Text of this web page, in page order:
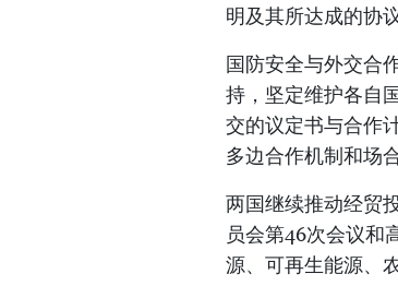
明及其所达成的协
国防安全与外交合
持，坚定维护各自
交的议定书与合作
多边合作机制和场
两国继续推动经贸
员会第46次会议和
源、可再生能源、